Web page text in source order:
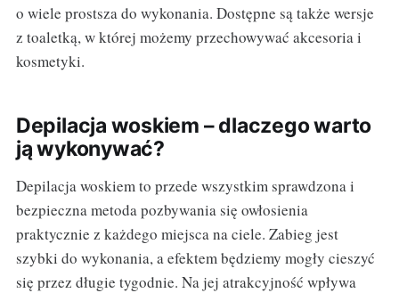
o wiele prostsza do wykonania. Dostępne są także wersje
z toaletką, w której możemy przechowywać akcesoria i
kosmetyki.
Depilacja woskiem – dlaczego warto
ją wykonywać?
Depilacja woskiem to przede wszystkim sprawdzona i
bezpieczna metoda pozbywania się owłosienia
praktycznie z każdego miejsca na ciele. Zabieg jest
szybki do wykonania, a efektem będziemy mogły cieszyć
się przez długie tygodnie. Na jej atrakcyjność wpływa